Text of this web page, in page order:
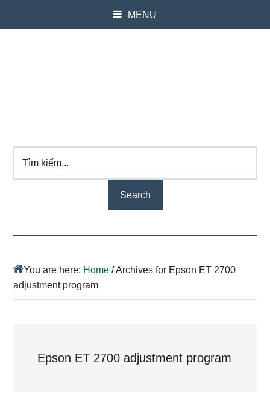
MENU
kiếm...
You are here: Home /Archives for Epson ET 2700
adjustment program
Epson ET 2700 adjustment program